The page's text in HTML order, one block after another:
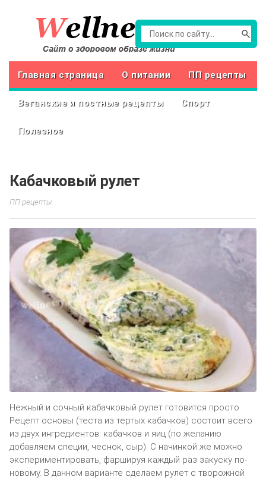
Главная страница О питании ПП рецепты
Веганские и постные рецепты Спорт
Полезное
Кабачковый рулет
ПП рецепты
Нежный и сочный кабачковый рулет готовится просто.
Рецепт основы (теста из тертых кабачков) состоит всего
из двух ингредиентов: кабачков и яиц (по желанию
добавляем специи, чеснок, сыр). С начинкой же можно
экспериментировать, фаршируя каждый раз закуску по-
новому. В данном варианте сделаем рулет с творожной